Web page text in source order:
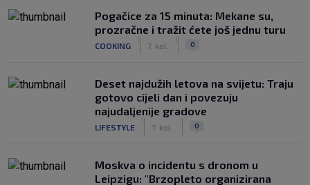
Pogačice za 15 minuta: Mekane su,
prozračne i tražit ćete još jednu turu
COOKING 7. kol. 0
Deset najdužih letova na svijetu: Traju
gotovo cijeli dan i povezuju
najudaljenije gradove
LIFESTYLE 7. kol. 0
Moskva o incidentu s dronom u
Leipzigu: "Brzopleto organizirana